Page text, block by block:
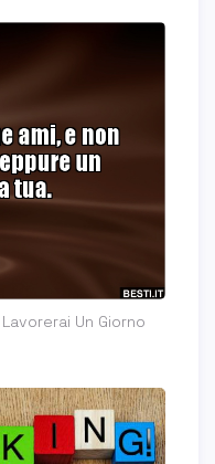
Un Giorno